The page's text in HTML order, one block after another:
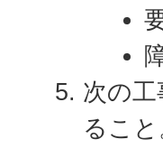
次の
ること